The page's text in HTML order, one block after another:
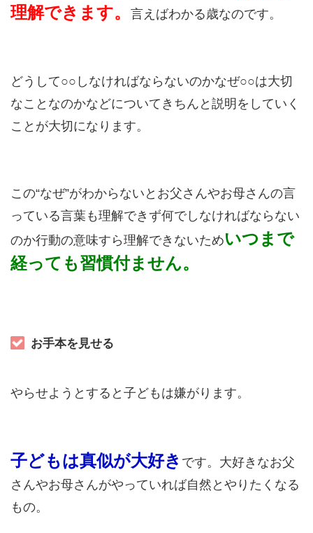
理解できます。
言えばわかる歳なのです。
どうして○○しなければならないのかなぜ○○は大切
なことなのかなどについてきちんと説明をしていく
ことが大切になります。
この“なぜ”がわからないとお父さんやお母さんの言
っている言葉も理解できず何でしなければならない
のか行動の意味すら理解できないためいつまで
経っても習慣付ません。
お手本を見せる
やらせようとすると子どもは嫌がります。
子どもは真似が大好き です。大好きなお父
さんやお母さんがやっていれば自然とやりたくなる
もの。